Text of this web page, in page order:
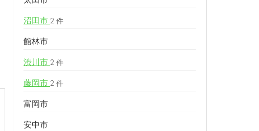
沼田市 2 件
館林市
渋川市 2 件
藤岡市 2 件
富岡市
安中市